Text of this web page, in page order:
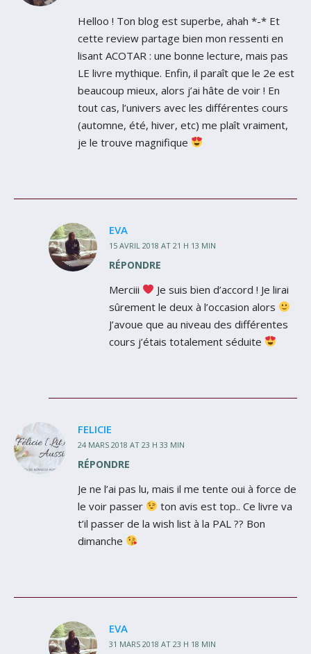
Helloo ! Ton blog est superbe, ahah *-* Et
cette review partage bien mon ressenti en
lisant ACOTAR : une bonne lecture, mais pas
LE livre mythique. Enfin, il paraît que le 2e est
beaucoup mieux, alors j’ai hâte de voir ! En
tout cas, l’univers avec les différentes cours
(automne, été, hiver, etc) me plaît vraiment,
je le trouve magnifique
EVA
15 AVRIL 2018 AT 21 H 13 MIN
RÉPONDRE
Merciii
Je suis bien d’accord ! Je lirai
sûrement le deux à l’occasion alors
J’avoue que au niveau des différentes
cours j’étais totalement séduite
FELICIE
24 MARS 2018 AT 23 H 33 MIN
RÉPONDRE
Je ne l’ai pas lu, mais il me tente oui à force de
le voir passer
ton avis est top.. Ce livre va
t’il passer de la wish list à la PAL ?? Bon
dimanche
EVA
31 MARS 2018 AT 23 H 18 MIN